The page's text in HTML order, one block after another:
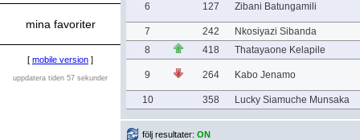
mina favoriter
[ mobile version ]
uppdatera tiden 57 sekunder
6 127 Zibani Batungamili
7 242
Nkosiyazi Sibanda
8
418 Thatayaone Kelapile
9 264 Kabo Jenamo
10 358 Lucky Siamuche Munsaka
följ resultater: ON